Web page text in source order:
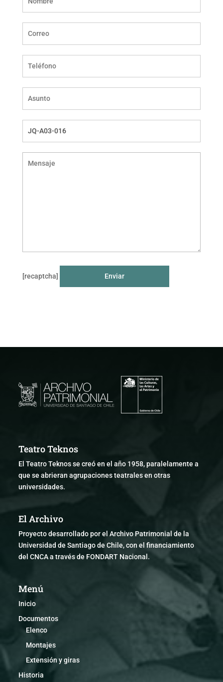
[recaptcha]
Teatro Teknos
El Teatro Teknos se creó en el año 1958, paralelamente a
que se abrieran agrupaciones teatrales en otras
universidades.
El Archivo
Proyecto desarrollado por el Archivo Patrimonial de la
Universidad de Santiago de Chile, con el financiamiento
del CNCA a través de FONDART Nacional.
Menú
Inicio
Documentos
Elenco
Montajes
Extensión y giras
Historia